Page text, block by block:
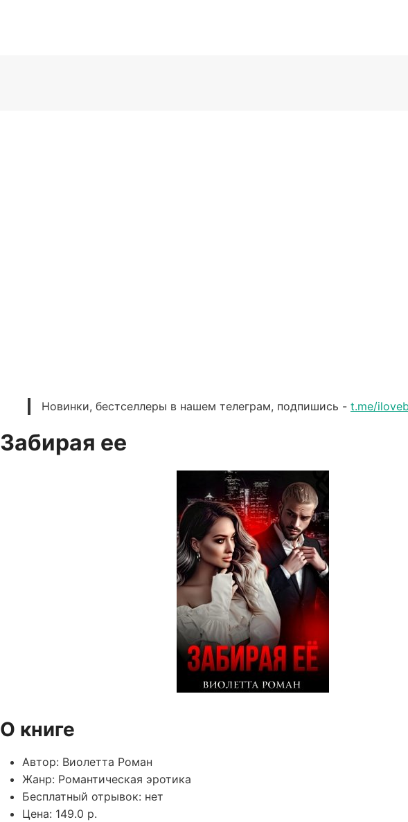
Новинки, бестселлеры в нашем телеграм, подпишись - t.me/
Забирая ее
О книге
Автор: Виолетта Роман
Жанр: Романтическая эротика
Бесплатный отрывок: нет
Цена: 149.0 р.